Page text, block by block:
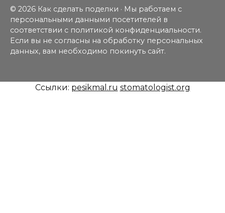
© 2026 Как сделать поделки · Мы работаем с
персональными данными посетителей в
соответствии с политикой конфиденциальности.
Если вы не согласны на обработку персональных
данных, вам необходимо покинуть сайт.
Ссылки: pesikmal.ru stomatologist.org